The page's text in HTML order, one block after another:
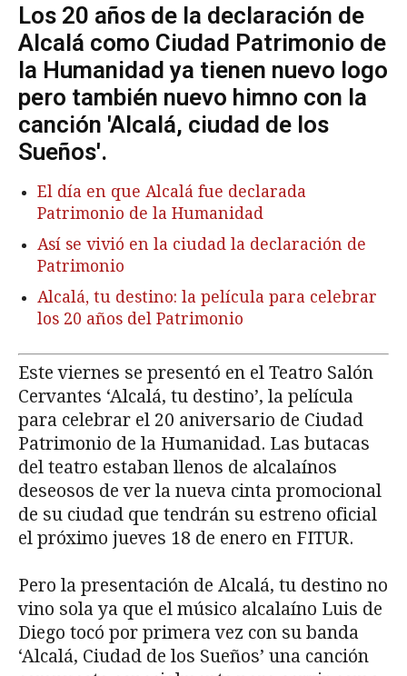
Los 20 años de la declaración de
Alcalá como Ciudad Patrimonio de
la Humanidad ya tienen nuevo logo
pero también nuevo himno con la
canción 'Alcalá, ciudad de los
Sueños'.
El día en que Alcalá fue declarada
Patrimonio de la Humanidad
Así se vivió en la ciudad la declaración de
Patrimonio
Alcalá, tu destino: la película para celebrar
los 20 años del Patrimonio
Este viernes se presentó en el Teatro Salón
Cervantes ‘Alcalá, tu destino’, la película
para celebrar el 20 aniversario de Ciudad
Patrimonio de la Humanidad. Las butacas
del teatro estaban llenos de alcalaínos
deseosos de ver la nueva cinta promocional
de su ciudad que tendrán su estreno oficial
el próximo jueves 18 de enero en FITUR.
Pero la presentación de Alcalá, tu destino no
vino sola ya que el músico alcalaíno Luis de
Diego tocó por primera vez con su banda
‘Alcalá, Ciudad de los Sueños’ una canción